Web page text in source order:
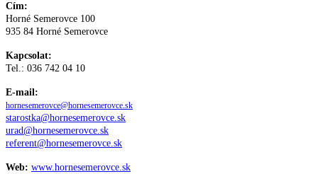
Cím:
Horné Semerovce 100
935 84 Horné Semerovce
Kapcsolat:
Tel.: 036 742 04 10
E-mail:
hornesemerovce@hornesemerovce.sk
starostka@hornesemerovce.sk
urad@hornesemerovce.sk
referent@hornesemerovce.sk
Web: www.hornesemerovce.sk